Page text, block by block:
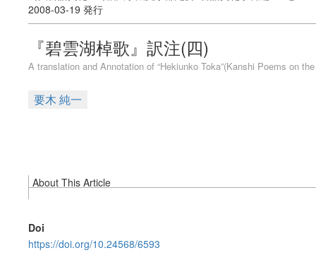
2008-03-19 発行
『碧雲湖棹歌』訳注(四)
A translation and Annotation of “Hekiunko Toka”(Kanshi Poems on
要木 純一
About This Article
Doi
https://doi.org/10.24568/6593